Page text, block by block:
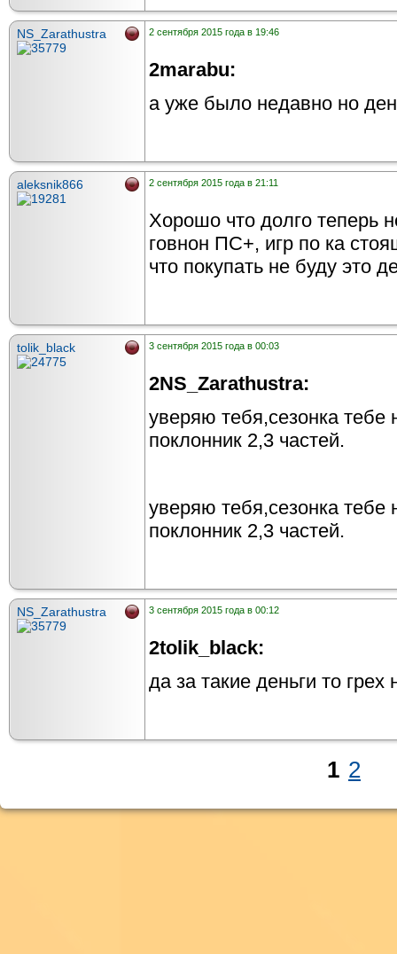
NS_Zarathustra 2 сентября 2015 года в 19:46
2marabu:
а уже было недавно но
aleksnik866 2 сентября 2015 года в 21:11
Хорошо что долго теперь
говнон ПС+, игр по ка
что покупать не буду это
tolik_black 3 сентября 2015 года в 00:03
2NS_Zarathustra:
уверяю тебя,сезонка тебе
поклонник 2,3 частей.
уверяю тебя,сезонка тебе
поклонник 2,3 частей.
NS_Zarathustra 3 сентября 2015 года в 00:12
2tolik_black:
да за такие деньги то грех
1 2